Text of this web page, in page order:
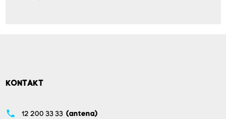
KONTAKT
phone 12 200 33 33 (antena)